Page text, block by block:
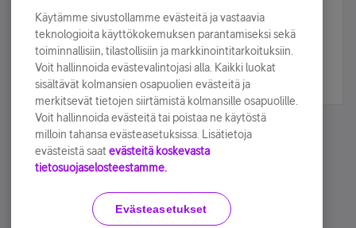
sähköpostiisi.
Tilaa nyt
Käyttöehdot Accessibility statement
Käytämme sivustollamme evästeitä ja vastaavia
teknologioita käyttökokemuksen parantamiseksi sekä
toiminnallisiin, tilastollisiin ja markkinointitarkoituksiin.
Voit hallinnoida evästevalintojasi alla. Kaikki luokat
sisältävät kolmansien osapuolien evästeitä ja
merkitsevät tietojen siirtämistä kolmansille osapuolille.
Voit hallinnoida evästeitä tai poistaa ne käytöstä
milloin tahansa evästeasetuksissa. Lisätietoja
evästeistä saat evästeitä koskevasta
tietosuojaselosteestamme.
Evästeasetukset